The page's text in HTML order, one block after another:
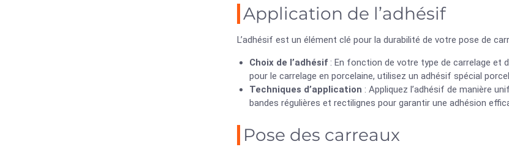
Application de l’adhésif
L’adhésif est un élément clé pour la durabilité de votre pose de
Choix de l’adhésif : En fonction de votre type de carrelage et
pour le carrelage en porcelaine, utilisez un adhésif spécial
Techniques d’application : Appliquez l’adhésif de manière
bandes régulières et rectilignes pour garantir une adhésion
Pose des carreaux